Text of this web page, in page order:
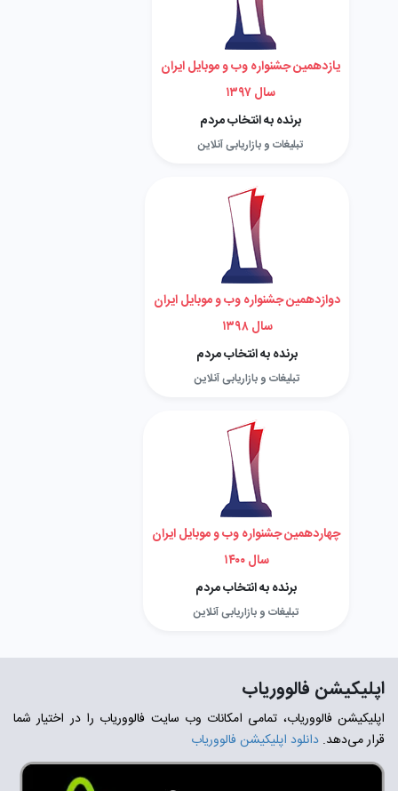
یازدهمین جشنواره وب و موبایل ایران
سال ۱۳۹۷
برنده به انتخاب مردم
تبلیغات و بازاریابی آنلاین
دوازدهمین جشنواره وب و موبایل ایران
سال ۱۳۹۸
برنده به انتخاب مردم
تبلیغات و بازاریابی آنلاین
چهاردهمین جشنواره وب و موبایل ایران
سال ۱۴۰۰
برنده به انتخاب مردم
تبلیغات و بازاریابی آنلاین
اپلیکیشن فالووریاب
اپلیکیشن فالووریاب، تمامی امکانات وب سایت فالووریاب را در اختیار شما
قرار می‌دهد. دانلود اپلیکیشن فالووریاب